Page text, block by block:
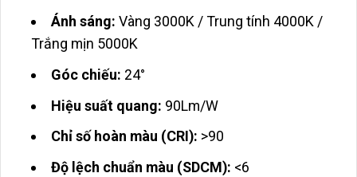
Ánh sáng: Vàng 3000K / Trung tính 4000K /
Trắng mịn 5000K
Góc chiếu: 24°
Hiệu suất quang: 90Lm/W
Chỉ số hoàn màu (CRI): >90
Độ lệch chuẩn màu (SDCM): <6